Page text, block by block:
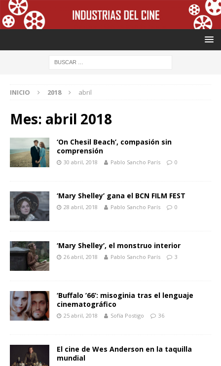
INICIO 2018 abril
Mes: abril 2018
‘On Chesil Beach’, compasión sin
comprensión
30 abril, 2018 Pablo Sancho París 0
‘Mary Shelley’ gana el BCN FILM FEST
28 abril, 2018 Pablo Sancho París 0
‘Mary Shelley’, el monstruo interior
26 abril, 2018 Pablo Sancho París 3
‘Buffalo ’66’: misoginia tras el lenguaje
cinematográfico
25 abril, 2018 Sofía Postigo 36
El cine de Wes Anderson en la taquilla
mundial